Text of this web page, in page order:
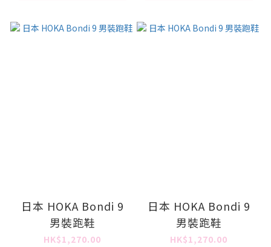
日本 HOKA Bondi 9
男裝跑鞋
HK$1,270.00
日本 HOKA Bondi 9
男裝跑鞋
HK$1,270.00